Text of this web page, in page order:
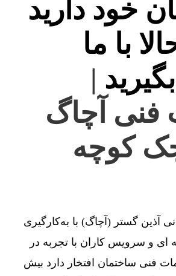
خود دارید
با ما
|
فنی آچاگ
کوچه
آذین گستر (آچاگ) با به‌کارگیری
ای و سرویس کاران با تجربه در
فنی ساختمان افتخار دارد بیش